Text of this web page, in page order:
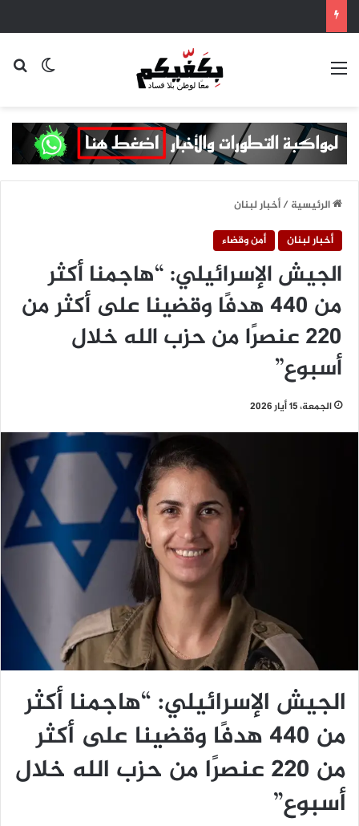
القائمة
الرئيسية/أخبار لبنان
أخبار لبنان
أمن وقضاء
الجيش الإسرائيلي: “هاجمنا أكثر
من 440 هدفًا وقضينا على أكثر من
220 عنصرًا من حزب الله خلال
أسبوع”
الجمعة، 15 أيار 2026
الجيش الإسرائيلي: “هاجمنا أكثر
من 440 هدفًا وقضينا على أكثر
من 220 عنصرًا من حزب الله خلال
أسبوع”